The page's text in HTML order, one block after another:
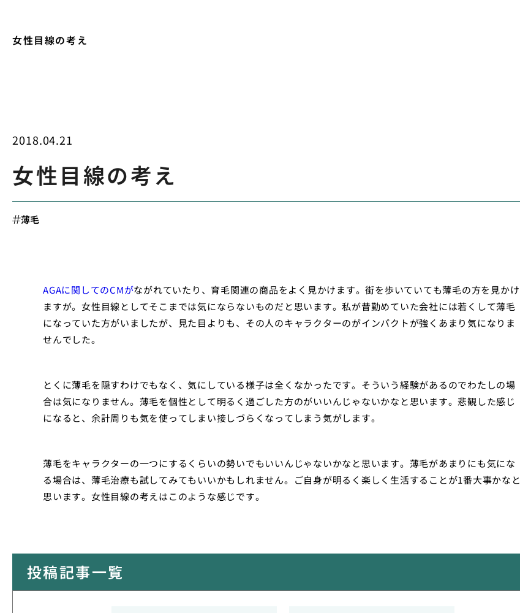
女性目線の考え
2018.04.21
女性目線の考え
薄毛
AGAに関してのCMがながれていたり、育毛関連の商品をよく見かけます。街を歩いていても薄毛の方を見かけ
ますが。女性目線としてそこまでは気にならないものだと思います。私が昔勤めていた会社には若くして薄毛
になっていた方がいましたが、見た目よりも、その人のキャラクターのがインパクトが強くあまり気になりま
せんでした。
とくに薄毛を隠すわけでもなく、気にしている様子は全くなかったです。そういう経験があるのでわたしの場
合は気になりません。薄毛を個性として明るく過ごした方のがいいんじゃないかなと思います。悲観した感じ
になると、余計周りも気を使ってしまい接しづらくなってしまう気がします。
薄毛をキャラクターの一つにするくらいの勢いでもいいんじゃないかなと思います。薄毛があまりにも気にな
る場合は、薄毛治療も試してみてもいいかもしれません。ご自身が明るく楽しく生活することが1番大事かなと
思います。女性目線の考えはこのような感じです。
投稿記事一覧